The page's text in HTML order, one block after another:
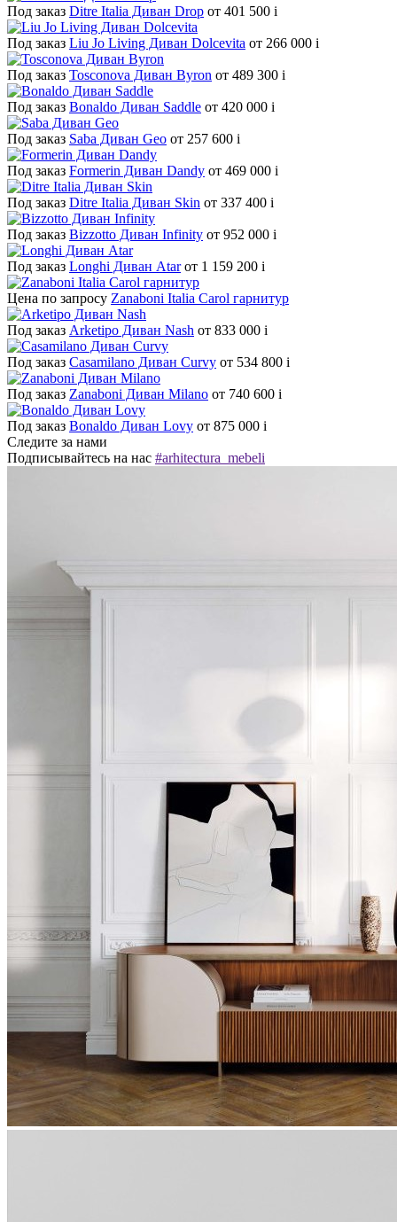
Под заказ Ditre Italia Диван Drop от 401 500 i
Под заказ Liu Jo Living Диван Dolcevita от 266 000 i
Под заказ Tosconova Диван Byron от 489 300 i
Под заказ Bonaldo Диван Saddle от 420 000 i
Под заказ Saba Диван Geo от 257 600 i
Под заказ Formerin Диван Dandy от 469 000 i
Под заказ Ditre Italia Диван Skin от 337 400 i
Под заказ Bizzotto Диван Infinity от 952 000 i
Под заказ Longhi Диван Atar от 1 159 200 i
Цена по запросу Zanaboni Italia Carol гарнитур
Под заказ Arketipo Диван Nash от 833 000 i
Под заказ Casamilano Диван Curvy от 534 800 i
Под заказ Zanaboni Диван Milano от 740 600 i
Под заказ Bonaldo Диван Lovy от 875 000 i
Следите за нами
Подписывайтесь на нас #arhitectura_mebeli